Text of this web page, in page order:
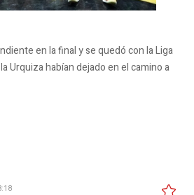
en la final y se quedó con la Liga
Urquiza habían dejado en el camino a